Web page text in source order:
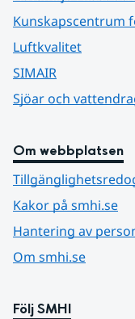
Kunskapscentrum
Luftkvalitet
SIMAIR
Sjöar och
Om webbplatsen
Kakor på smhi.se
Hantering av
Om smhi.se
Följ SMHI